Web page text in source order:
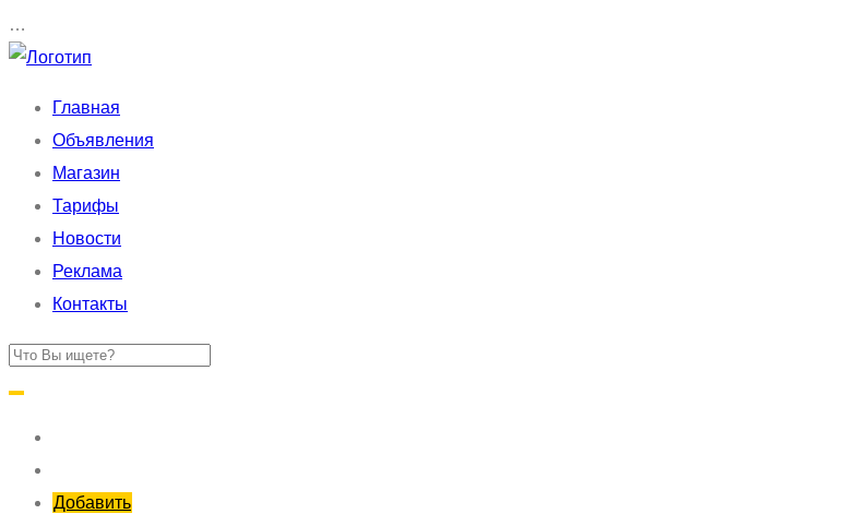
…
Главная
Объявления
Магазин
Тарифы
Новости
Реклама
Контакты
Добавить